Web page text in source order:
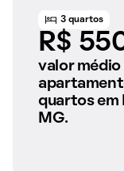
3 quartos
R$
valor médio
quartos em
MG.